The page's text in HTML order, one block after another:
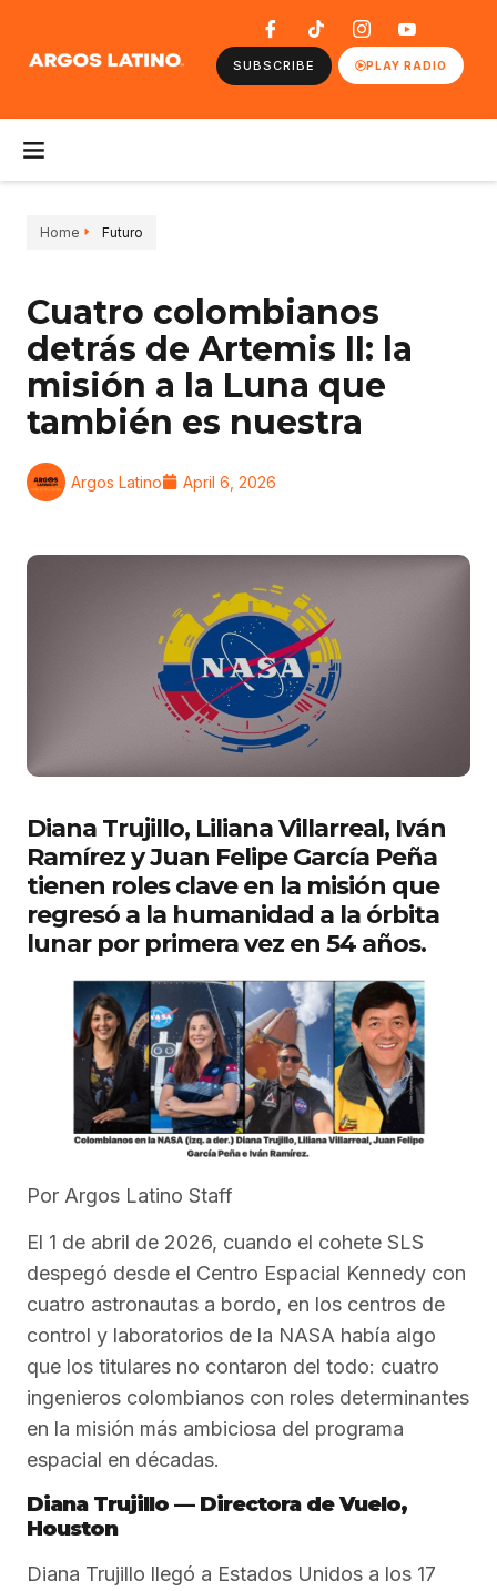
SUBSCRIBE PLAY RADIO
Home Futuro
Cuatro colombianos
detrás de Artemis II: la
misión a la Luna que
también es nuestra
Argos Latino April 6, 2026
Diana Trujillo, Liliana Villarreal, Iván
Ramírez y Juan Felipe García Peña
tienen roles clave en la misión que
regresó a la humanidad a la órbita
lunar por primera vez en 54 años.
Por Argos Latino Staff
El 1 de abril de 2026, cuando el cohete SLS
despegó desde el Centro Espacial Kennedy con
cuatro astronautas a bordo, en los centros de
control y laboratorios de la NASA había algo
que los titulares no contaron del todo: cuatro
ingenieros colombianos con roles determinantes
en la misión más ambiciosa del programa
espacial en décadas.
Diana Trujillo — Directora de Vuelo,
Houston
Diana Trujillo llegó a Estados Unidos a los 17